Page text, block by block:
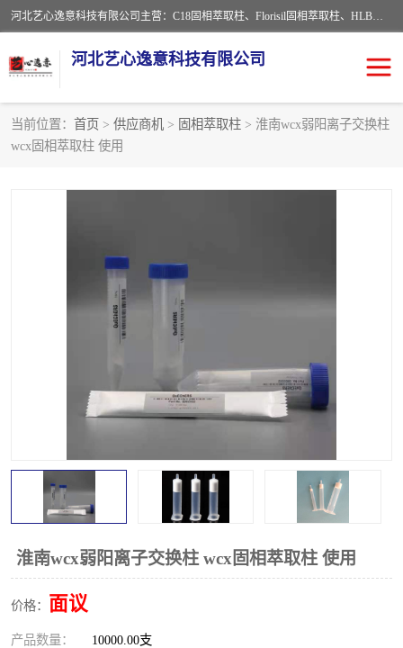
河北艺心逸意科技有限公司主营：C18固相萃取柱、Florisil固相萃取柱、HLB固相萃取柱、MCX固相萃取柱、QuEChERS、固相萃取空柱、针式过滤器 、固相萃取柱、黄曲霉毒素亲和柱。全国咨询热线：18630105913。河北艺心逸意科技有限公司接受来样定做，我们秉承着“顾客至上，锐意进取”的经营理念，坚持客户至上的原则为广大客户提供优质的服务，欢迎广大客户惠顾！免费咨询！
河北艺心逸意科技有限公司
当前位置： 首页 > 供应商机 > 固相萃取柱 > 淮南wcx弱阳离子交换柱
wcx固相萃取柱 使用
淮南wcx弱阳离子交换柱 wcx固相萃取柱 使用
价格： 面议
产品数量： 10000.00支